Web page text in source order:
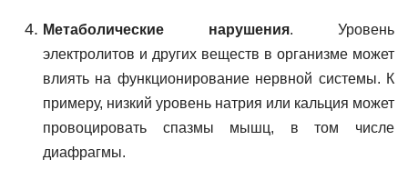
Метаболические нарушения. Уровень
электролитов и других веществ в организме может
влиять на функционирование нервной системы. К
примеру, низкий уровень натрия или кальция может
провоцировать спазмы мышц, в том числе
диафрагмы.